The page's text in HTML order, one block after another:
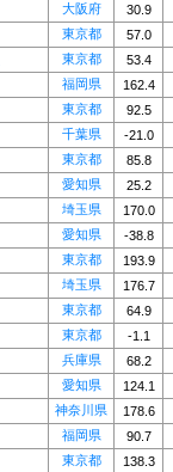
大阪府
30.9
東京都
57.0
東京都
53.4
福岡県
162.4
東京都
92.5
千葉県
-21.0
東京都
85.8
愛知県
25.2
埼玉県
170.0
愛知県
-38.8
東京都
193.9
埼玉県
176.7
東京都
64.9
東京都
-1.1
兵庫県
68.2
愛知県
124.1
神奈川県
178.6
福岡県
90.7
東京都
138.3